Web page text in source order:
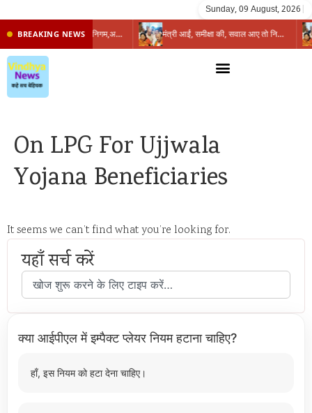
Sunday, 09 August, 2026
BREAKING NEWS प्रभारी मंत्री के निशाने पर नगर निगम,अफसरों को 10 दिन का अल्टीमेटम,नहीं होगी कार्रवाई, महापौर-आयुक्त के बीच सौहार्दहीनता पर मंत्री ने उठाए सवाल मंत्री आईं, समीक्षा की, सवाल आए तो निकल गईं – खाली जयंत चौंकीं पर नहीं दिया जवाब
On LPG For Ujjwala
Yojana Beneficiaries
It seems we can’t find what you’re looking for.
यहाँ सर्च करें
क्या आईपीएल में इम्पैक्ट प्लेयर नियम हटाना चाहिए?
हाँ, इस नियम को हटा देना चाहिए।